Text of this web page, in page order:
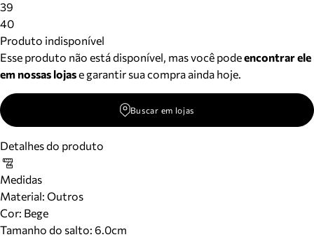
39
40
Produto indisponível
Esse produto não está disponível, mas você podeencontrar ele
em nossas lojase garantir sua compra ainda hoje.
Buscar em lojas
Detalhes do produto
Medidas
Material: Outros
Cor: Bege
Tamanho do salto: 6.0cm